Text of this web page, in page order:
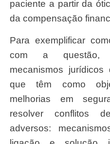
paciente a partir da
da compensação
Para exemplificar como alguns países lidam
com a questão,
mecanismos
que têm como
melhorias em
resolver conflitos
adversos: